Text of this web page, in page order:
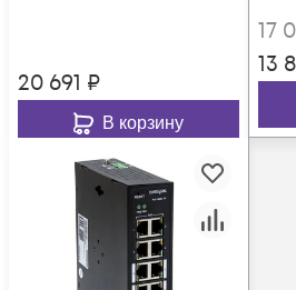
20 691 ₽
В корзину
17
13